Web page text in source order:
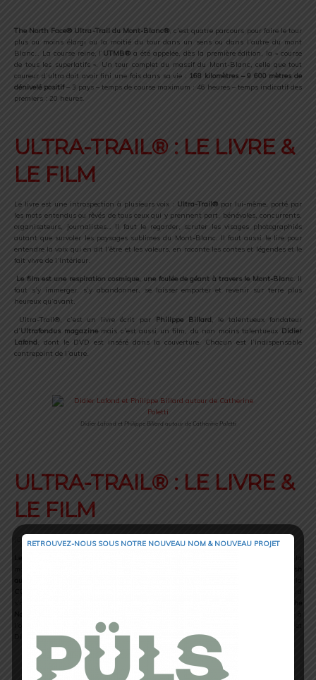
The North Face® Ultra-Trail du Mont-Blanc®, c’est quatre parcours pour faire le tour
plus ou moins élargi ou la moitié du tour dans un sens ou dans l’autre du mont
Blanc… La course reine, l’UTMB® a été appelée, dès la première édition, la « course
de tous les superlatifs ». Un tour complet du massif du Mont-Blanc, celle que tout
coureur d’ultra doit avoir fini une fois dans sa vie : 168 kilomètres – 9 600 mètres de
dénivelé positif– 3 pays – temps de course maximum : 46 heures – temps indicatif des
premiers : 20 heures.
ULTRA-TRAIL® : LE LIVRE &
LE FILM
Le livre est une introspection à plusieurs voix : Ultra-Trail® par lui-même, porté par
les mots entendus ou rêvés de tous ceux qui y prennent part, bénévoles, concurrents,
organisateurs, journalistes… Il faut le regarder, scruter les visages photographiés
autant que survoler les paysages sublimes du Mont-Blanc. Il faut aussi le lire pour
entendre la voix qui en dit l’être et les valeurs, en raconte les contes et légendes et le
fait vivre de l’intérieur.
Le film est une respiration cosmique, une foulée de géant à travers le Mont-Blanc. Il
faut s’y immerger, s’y abandonner, se laisser emporter et revenir sur terre plus
heureux qu’avant.
Ultra-Trail®, c’est un livre écrit par Philippe Billard, le talentueux fondateur
d’Ultrafondus magazinemais c’est aussi un film, du non moins talentueux Didier
Lafond, dont le DVD est inséré dans la couverture. Chacun est l’indispensable
contrepoint de l’autre.
Didier Lafond et Philippe Billard autour de Catherine Poletti
ULTRA-TRAIL® : LE LIVRE &
LE FILM
(Co édition : Le Petit Montagnard e Autour du Mont-Blanc)
l’occasion de la dixième édition et, cette année, le bel album de Philippe Billard et
Didier Lafond« Ultra-Trail®- le livre & le film »
Textes de Philippe Billard
23,5 x 27,5 cm, broché sous jaquette illustrée
RETROUVEZ-NOUS SOUS NOTRE NOUVEAU NOM & NOUVEAU PROJET